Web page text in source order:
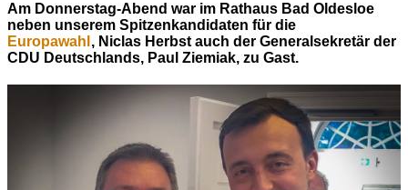
Am Donnerstag-Abend war im Rathaus Bad Oldesloe
neben unserem Spitzenkandidaten für die
Europawahl , Niclas Herbst auch der Generalsekretär der
CDU Deutschlands, Paul Ziemiak, zu Gast.